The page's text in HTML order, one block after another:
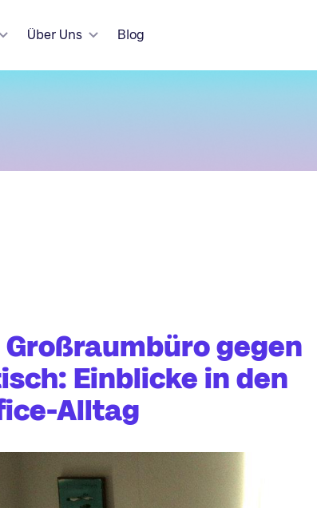
Über Uns Blog
Großraumbüro gegen
Einblicke in den
Alltag